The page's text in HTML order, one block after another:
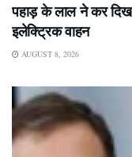
पहाड़ के लाल ने कर
इलेक्ट्रिक वाहन
AUGUST 8, 2026